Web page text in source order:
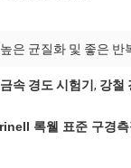
높은 균질화 및 좋은 반
금속 경도 시험기 , 강철